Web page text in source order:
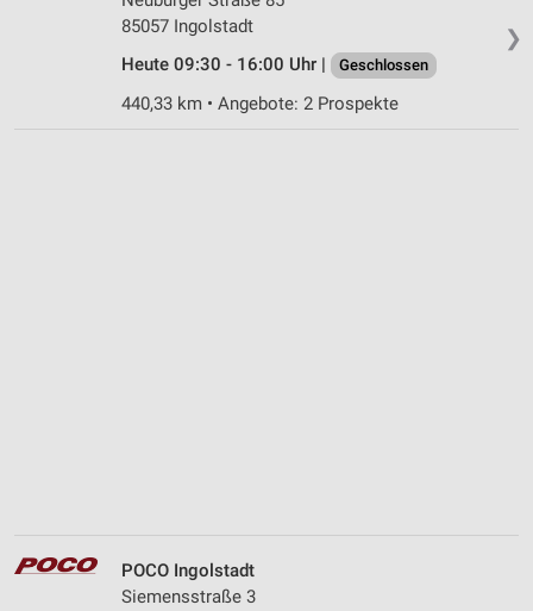
❯
85057 Ingolstadt
Heute 09:30 - 16:00 Uhr |
Geschlossen
440,33 km • Angebote: 2 Prospekte
POCO Ingolstadt
Siemensstraße 3